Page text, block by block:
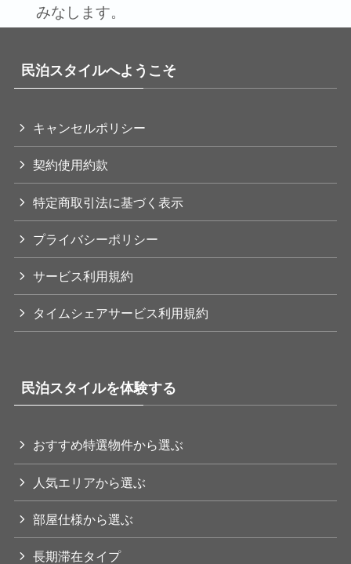
みなします。
民泊スタイルへようこそ
キャンセルポリシー
契約使用約款
特定商取引法に基づく表示
プライバシーポリシー
サービス利用規約
タイムシェアサービス利用規約
民泊スタイルを体験する
おすすめ特選物件から選ぶ
人気エリアから選ぶ
部屋仕様から選ぶ
長期滞在タイプ